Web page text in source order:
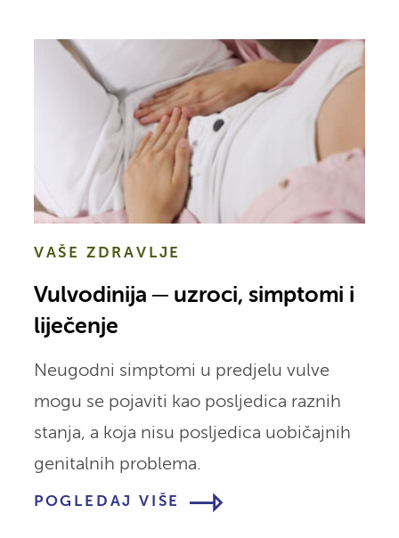
VAŠE ZDRAVLJE
Vulvodinija ─ uzroci, simptomi i
liječenje
Neugodni simptomi u predjelu vulve
mogu se pojaviti kao posljedica raznih
stanja, a koja nisu posljedica uobičajnih
genitalnih problema.
POGLEDAJ VIŠE